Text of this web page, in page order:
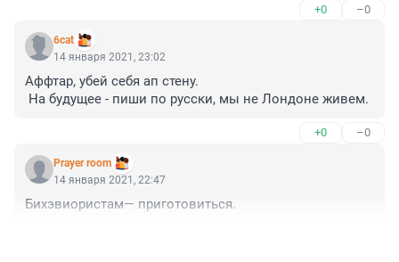
+0 –0
6cat
14 января 2021, 23:02
Аффтар, убей себя ап стену.
На будущее - пиши по русски, мы не Лондоне живем.
+0 –0
Prayer room
14 января 2021, 22:47
Бихэвиористам— приготовиться.